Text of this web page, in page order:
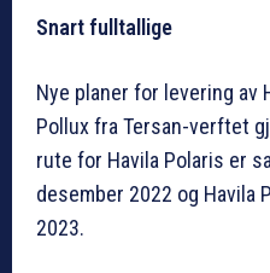
Snart fulltallige
Nye planer for levering av
Pollux fra Tersan-verftet
rute for Havila Polaris er
desember 2022 og Havila
2023.